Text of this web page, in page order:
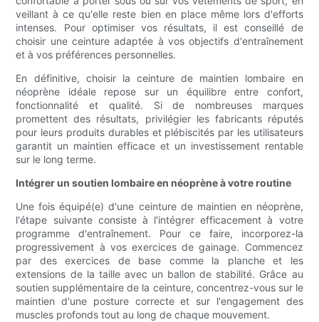
veillant à ce qu'elle reste bien en place même lors d'efforts
intenses. Pour optimiser vos résultats, il est conseillé de
choisir une ceinture adaptée à vos objectifs d'entraînement
et à vos préférences personnelles.
En définitive, choisir la ceinture de maintien lombaire en
néoprène idéale repose sur un équilibre entre confort,
fonctionnalité et qualité. Si de nombreuses marques
promettent des résultats, privilégier les fabricants réputés
pour leurs produits durables et plébiscités par les utilisateurs
garantit un maintien efficace et un investissement rentable
sur le long terme.
Intégrer un soutien lombaire en néoprène à votre routine
Une fois équipé(e) d'une ceinture de maintien en néoprène,
l'étape suivante consiste à l'intégrer efficacement à votre
programme d'entraînement. Pour ce faire, incorporez-la
progressivement à vos exercices de gainage. Commencez
par des exercices de base comme la planche et les
extensions de la taille avec un ballon de stabilité. Grâce au
soutien supplémentaire de la ceinture, concentrez-vous sur le
maintien d'une posture correcte et sur l'engagement des
muscles profonds tout au long de chaque mouvement.